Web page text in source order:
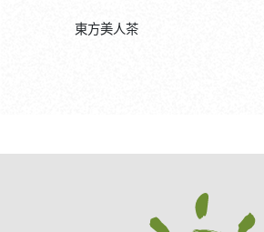
東方美人茶